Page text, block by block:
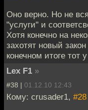
Оно верно. Но не
"услуги" и
Хотя конечно на
захотят новый
конечном итоге тот
Lex F1 »
#38 | 01.12.10 12:43
Кому: crusader1, #28